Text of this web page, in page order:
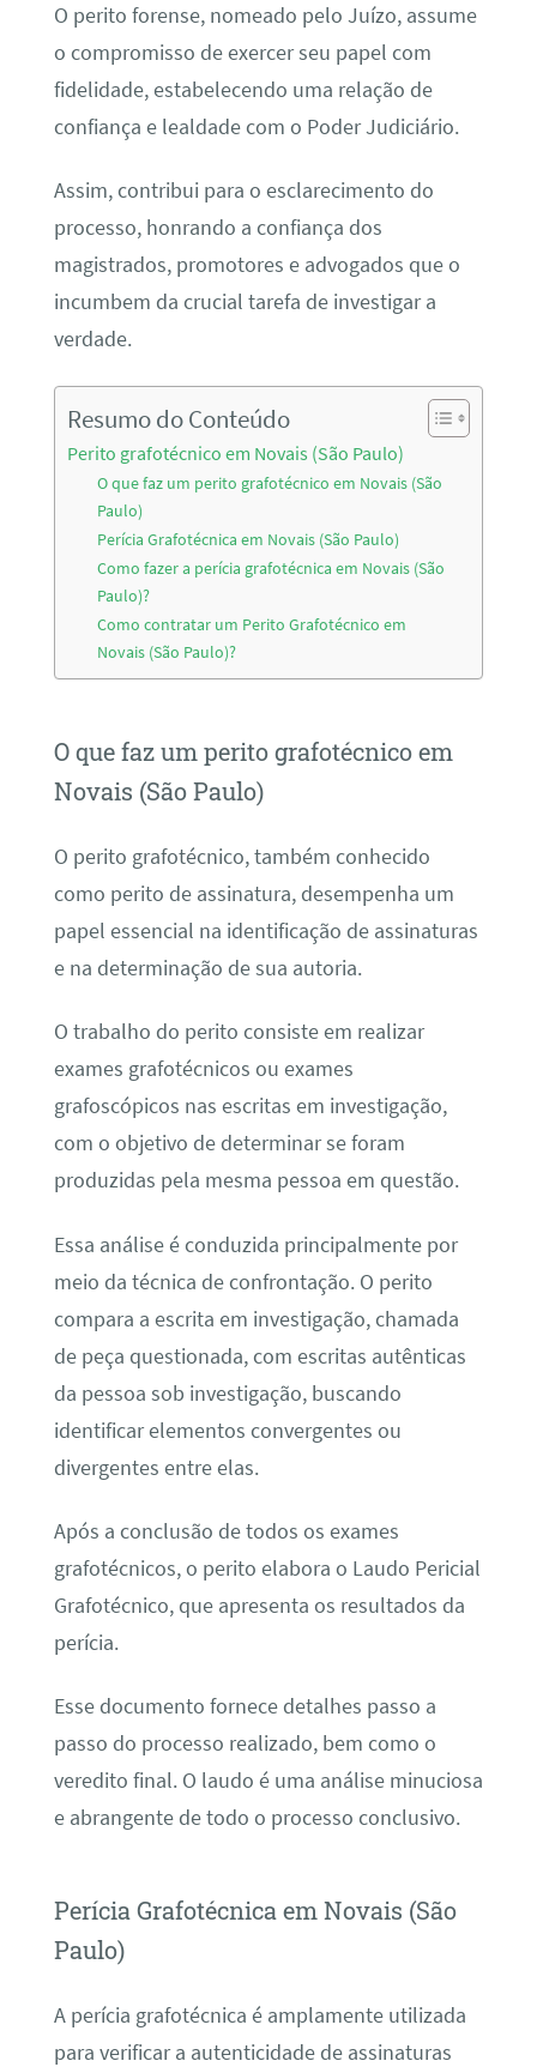
O perito forense, nomeado pelo Juízo, assume
o compromisso de exercer seu papel com
fidelidade, estabelecendo uma relação de
confiança e lealdade com o Poder Judiciário.
Assim, contribui para o esclarecimento do
processo, honrando a confiança dos
magistrados, promotores e advogados que o
incumbem da crucial tarefa de investigar a
verdade.
Resumo do Conteúdo
Perito grafotécnico em Novais (São Paulo)
O que faz um perito grafotécnico em Novais (São
Paulo)
Perícia Grafotécnica em Novais (São Paulo)
Como fazer a perícia grafotécnica em Novais (São
Paulo)?
Como contratar um Perito Grafotécnico em
Novais (São Paulo)?
O que faz um perito grafotécnico em
Novais (São Paulo)
O perito grafotécnico, também conhecido
como perito de assinatura, desempenha um
papel essencial na identificação de assinaturas
e na determinação de sua autoria.
O trabalho do perito consiste em realizar
exames grafotécnicos ou exames
grafoscópicos nas escritas em investigação,
com o objetivo de determinar se foram
produzidas pela mesma pessoa em questão.
Essa análise é conduzida principalmente por
meio da técnica de confrontação. O perito
compara a escrita em investigação, chamada
de peça questionada, com escritas autênticas
da pessoa sob investigação, buscando
identificar elementos convergentes ou
divergentes entre elas.
Após a conclusão de todos os exames
grafotécnicos, o perito elabora o Laudo Pericial
Grafotécnico, que apresenta os resultados da
perícia.
Esse documento fornece detalhes passo a
passo do processo realizado, bem como o
veredito final. O laudo é uma análise minuciosa
e abrangente de todo o processo conclusivo.
Perícia Grafotécnica em Novais (São
Paulo)
A perícia grafotécnica é amplamente utilizada
para verificar a autenticidade de assinaturas